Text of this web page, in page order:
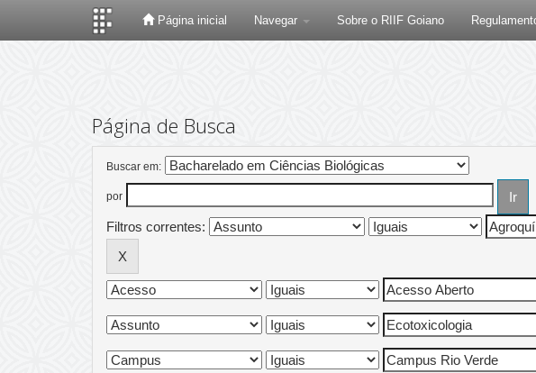
Página inicial Navegar Sobre o RIIF Goiano
Página de Busca
Buscar em:
por
Filtros correntes: